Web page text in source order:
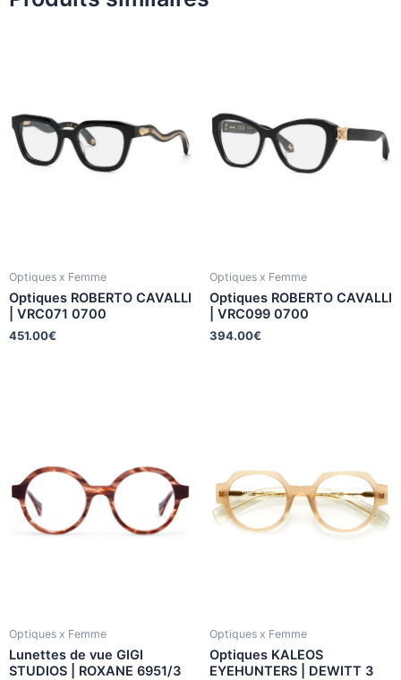
Optiques x Femme
Optiques ROBERTO CAVALLI
| VRC071 0700
451.00€
Optiques x Femme
Optiques ROBERTO CAVALLI
| VRC099 0700
394.00€
Optiques x Femme
Lunettes de vue GIGI
STUDIOS | ROXANE 6951/3
Optiques x Femme
Optiques KALEOS
EYEHUNTERS | DEWITT 3